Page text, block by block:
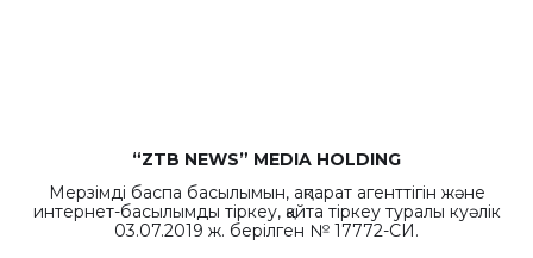
“ZTB NEWS” MEDIA HOLDING
Мерзімді баспа басылымын, ақпарат агенттігін және
интернет-басылымды тіркеу, қайта тіркеу туралы куәлік
03.07.2019 ж. берілген № 17772-СИ.